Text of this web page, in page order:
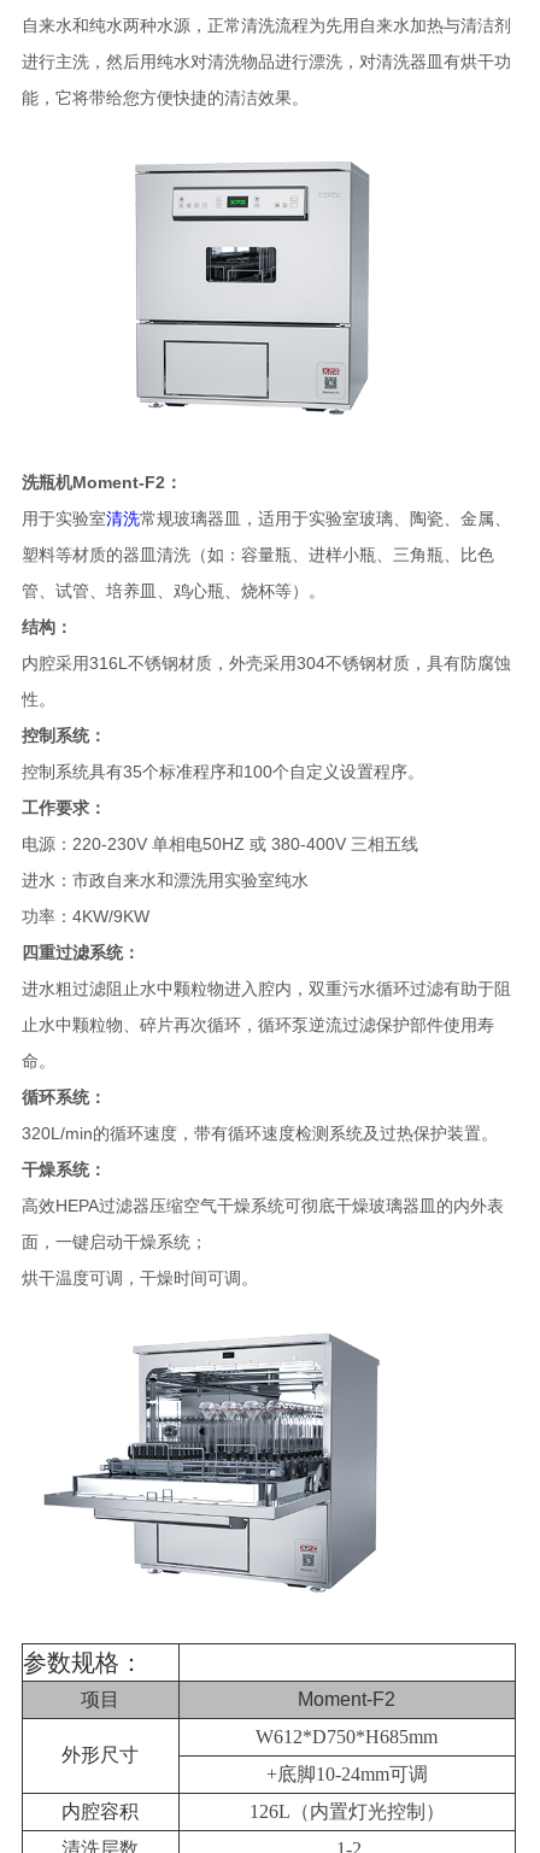
自来水和纯水两种水源，正常清洗流程为先用自来水加热与清洁剂
进行主洗，然后用纯水对清洗物品进行漂洗，对清洗器皿有烘干功
能，它将带给您方便快捷的清洁效果。
洗瓶机Moment-F2：
用于实验室清洗常规玻璃器皿，适用于实验室玻璃、陶瓷、金属、
塑料等材质的器皿清洗（如：容量瓶、进样小瓶、三角瓶、比色
管、试管、培养皿、鸡心瓶、烧杯等）。
结构：
内腔采用316L不锈钢材质，外壳采用304不锈钢材质，具有防腐蚀
性。
控制系统：
控制系统具有35个标准程序和100个自定义设置程序。
工作要求：
电源：220-230V 单相电50HZ 或 380-400V 三相五线
进水：市政自来水和漂洗用实验室纯水
功率：4KW/9KW
四重过滤系统：
进水粗过滤阻止水中颗粒物进入腔内，双重污水循环过滤有助于阻
止水中颗粒物、碎片再次循环，循环泵逆流过滤保护部件使用寿
命。
循环系统：
320L/min的循环速度，带有循环速度检测系统及过热保护装置。
干燥系统：
高效HEPA过滤器压缩空气干燥系统可彻底干燥玻璃器皿的内外表
面，一键启动干燥系统；
烘干温度可调，干燥时间可调。
参数规格：
项目 Moment-F2
外形尺寸
W612*D750*H685mm
+底脚10-24mm可调
内腔容积
126L（内置灯光控制）
清洗层数
1-2